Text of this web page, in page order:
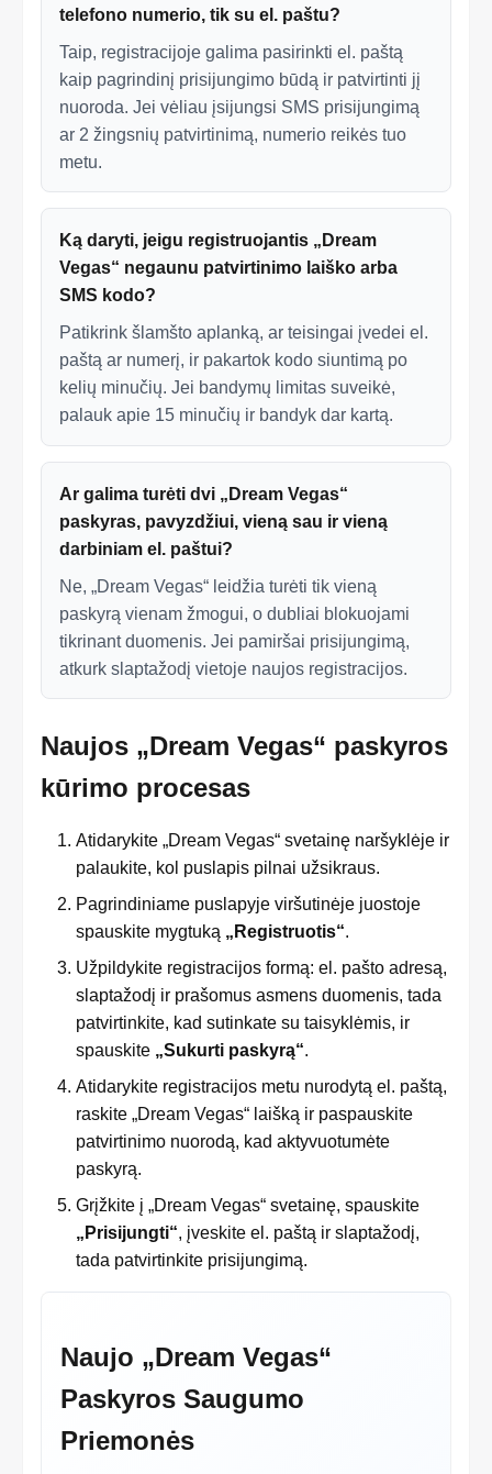
telefono numerio, tik su el. paštu?
Taip, registracijoje galima pasirinkti el. paštą
kaip pagrindinį prisijungimo būdą ir patvirtinti jį
nuoroda. Jei vėliau įsijungsi SMS prisijungimą
ar 2 žingsnių patvirtinimą, numerio reikės tuo
metu.
Ką daryti, jeigu registruojantis „Dream
Vegas“ negaunu patvirtinimo laiško arba
SMS kodo?
Patikrink šlamšto aplanką, ar teisingai įvedei el.
paštą ar numerį, ir pakartok kodo siuntimą po
kelių minučių. Jei bandymų limitas suveikė,
palauk apie 15 minučių ir bandyk dar kartą.
Ar galima turėti dvi „Dream Vegas“
paskyras, pavyzdžiui, vieną sau ir vieną
darbiniam el. paštui?
Ne, „Dream Vegas“ leidžia turėti tik vieną
paskyrą vienam žmogui, o dubliai blokuojami
tikrinant duomenis. Jei pamiršai prisijungimą,
atkurk slaptažodį vietoje naujos registracijos.
Naujos „Dream Vegas“ paskyros
kūrimo procesas
Atidarykite „Dream Vegas“ svetainę naršyklėje ir
palaukite, kol puslapis pilnai užsikraus.
Pagrindiniame puslapyje viršutinėje juostoje
spauskite mygtuką „Registruotis“.
Užpildykite registracijos formą: el. pašto adresą,
slaptažodį ir prašomus asmens duomenis, tada
patvirtinkite, kad sutinkate su taisyklėmis, ir
spauskite „Sukurti paskyrą“.
Atidarykite registracijos metu nurodytą el. paštą,
raskite „Dream Vegas“ laišką ir paspauskite
patvirtinimo nuorodą, kad aktyvuotumėte
paskyrą.
Grįžkite į „Dream Vegas“ svetainę, spauskite
„Prisijungti“, įveskite el. paštą ir slaptažodį,
tada patvirtinkite prisijungimą.
Naujo „Dream Vegas“
Paskyros Saugumo
Priemonės